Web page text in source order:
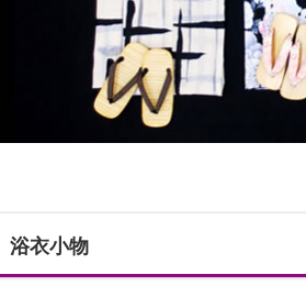
浴衣小物